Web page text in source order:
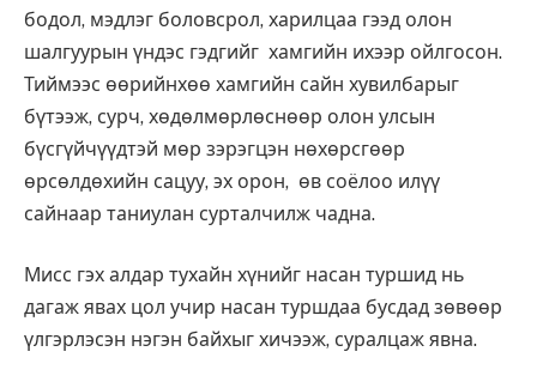
бодол, мэдлэг боловсрол, харилцаа гээд олон
шалгуурын үндэс гэдгийг хамгийн ихээр ойлгосон.
Тиймээс өөрийнхөө хамгийн сайн хувилбарыг
бүтээж, сурч, хөдөлмөрлөснөөр олон улсын
бүсгүйчүүдтэй мөр зэрэгцэн нөхөрсгөөр
өрсөлдөхийн сацуу, эх орон, өв соёлоо илүү
сайнаар таниулан сурталчилж чадна.
Мисс гэх алдар тухайн хүнийг насан туршид нь
дагаж явах цол учир насан туршдаа бусдад зөвөөр
үлгэрлэсэн нэгэн байхыг хичээж, суралцаж явна.